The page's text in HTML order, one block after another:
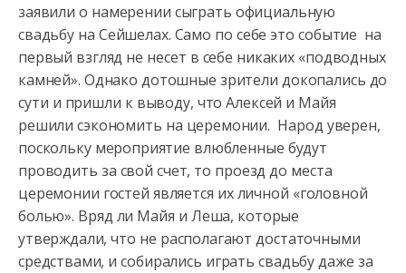
заявили о намерении сыграть официальную
свадьбу на Сейшелах. Само по себе это событие на
первый взгляд не несет в себе никаких «подводных
камней». Однако дотошные зрители докопались до
сути и пришли к выводу, что Алексей и Майя
решили сэкономить на церемонии. Народ уверен,
поскольку мероприятие влюбленные будут
проводить за свой счет, то проезд до места
церемонии гостей является их личной «головной
болью». Вряд ли Майя и Леша, которые
утверждали, что не располагают достаточными
средствами, и собирались играть свадьбу даже за